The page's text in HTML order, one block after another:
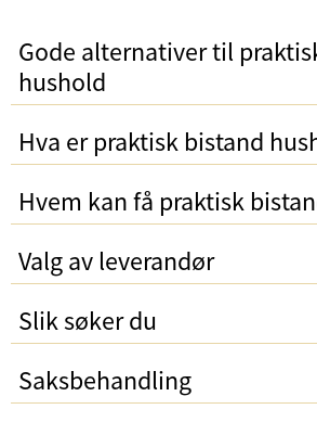
Gode alternativer til
hushold
Hva er praktisk bistand
Hvem kan få praktisk
Valg av leverandør
Slik søker du
Saksbehandling